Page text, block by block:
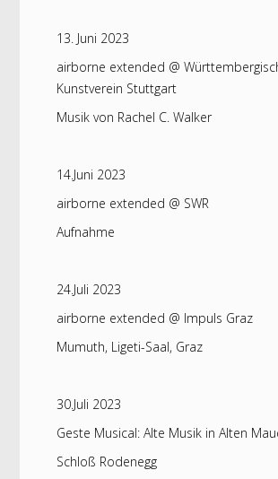
13. Juni 2023
airborne extended @
Kunstverein Stuttgart
Musik von Rachel C. Walker
14.Juni 2023
airborne extended @ SWR
Aufnahme
24.Juli 2023
airborne extended @ Impuls Graz
Mumuth, Ligeti-Saal, Graz
30.Juli 2023
Geste Musical: Alte Musik in Alten
Schloß Rodenegg